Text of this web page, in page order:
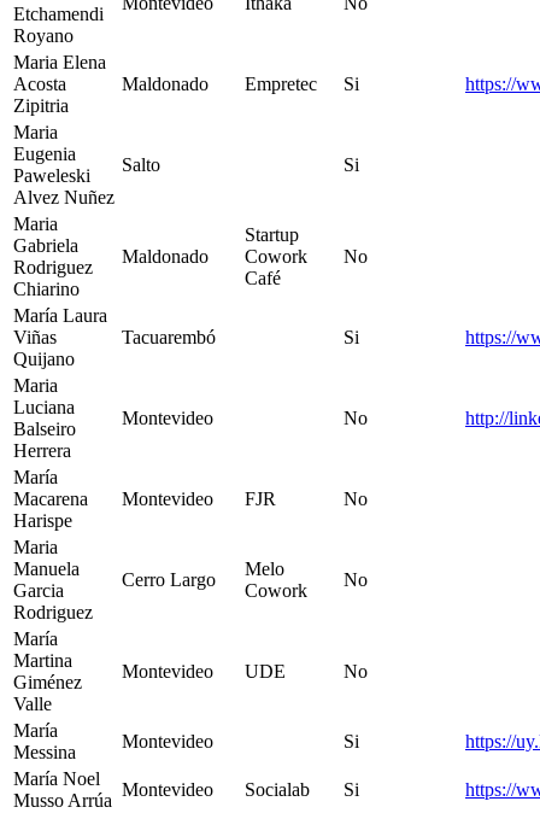
Etchamendi
Royano
Maria Elena
Acosta
Zipitria
Maldonado Empretec Si https://
Maria
Eugenia
Paweleski
Alvez Nuñez
Salto Si
Maria
Gabriela
Rodriguez
Chiarino
Maldonado
Startup
Cowork
Café
No
María Laura
Viñas
Quijano
Tacuarembó Si https://
Maria
Luciana
Balseiro
Herrera
Montevideo No http://
María
Macarena
Harispe
Montevideo FJR No
Maria
Manuela
Garcia
Rodriguez
Cerro Largo
Melo
Cowork
No
María
Martina
Giménez
Valle
Montevideo UDE No
María
Messina
Montevideo Si
https://
María Noel
Musso Arrúa
Montevideo Socialab Si
https://